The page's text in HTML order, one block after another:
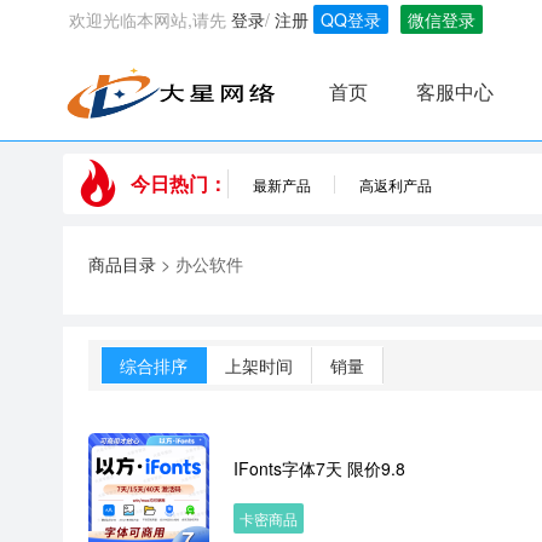
欢迎光临本网站,请先 登录/ 注册 QQ登录 微信登录
首页 客服中心
今日热门： 最新产品 高返利产品
商品目录 > 办公软件
综合排序 上架时间 销量
IFonts字体7天 限价9.8
卡密商品